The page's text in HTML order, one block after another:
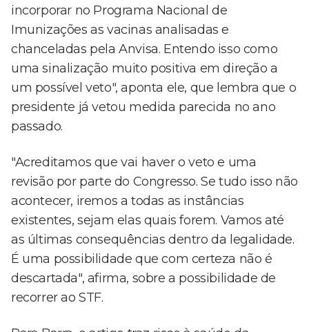
incorporar no Programa Nacional de
Imunizações as vacinas analisadas e
chanceladas pela Anvisa. Entendo isso como
uma sinalização muito positiva em direção a
um possível veto", aponta ele, que lembra que o
presidente já vetou medida parecida no ano
passado.
"Acreditamos que vai haver o veto e uma
revisão por parte do Congresso. Se tudo isso não
acontecer, iremos a todas as instâncias
existentes, sejam elas quais forem. Vamos até
as últimas consequências dentro da legalidade.
É uma possibilidade que com certeza não é
descartada", afirma, sobre a possibilidade de
recorrer ao STF.